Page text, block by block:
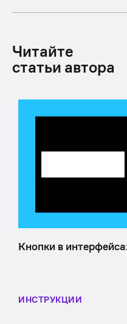
Читайте
статьи автора
Кнопки в
ИНСТРУКЦИИ